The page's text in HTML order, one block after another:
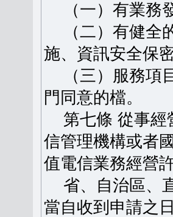
（一）有業務
（二）有健全
施、資訊安全保
（三）服務項
門同意的檔。
第七條 從事經
信管理機構或者
值電信業務經營
省、自治區、
當自收到申請之